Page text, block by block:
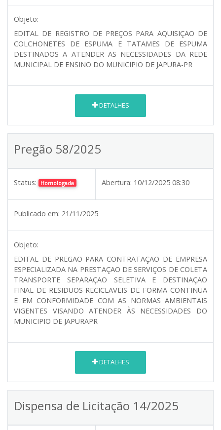
Objeto:
EDITAL DE REGISTRO DE PREÇOS PARA AQUISIÇAO DE
COLCHONETES DE ESPUMA E TATAMES DE ESPUMA
DESTINADOS A ATENDER AS NECESSIDADES DA REDE
MUNICIPAL DE ENSINO DO MUNICIPIO DE JAPURA-PR
DETALHES
Pregão 58/2025
Status: Homologada Abertura: 10/12/2025 08:30
Publicado em: 21/11/2025
Objeto:
EDITAL DE PREGAO PARA CONTRATAÇAO DE EMPRESA
ESPECIALIZADA NA PRESTAÇAO DE SERVIÇOS DE COLETA
TRANSPORTE SEPARAÇAO SELETIVA E DESTINAÇAO
FINAL DE RESIDUOS RECICLAVEIS DE FORMA CONTINUA
E EM CONFORMIDADE COM AS NORMAS AMBIENTAIS
VIGENTES VISANDO ATENDER ÀS NECESSIDADES DO
MUNICIPIO DE JAPURAPR
DETALHES
Dispensa de Licitação 14/2025